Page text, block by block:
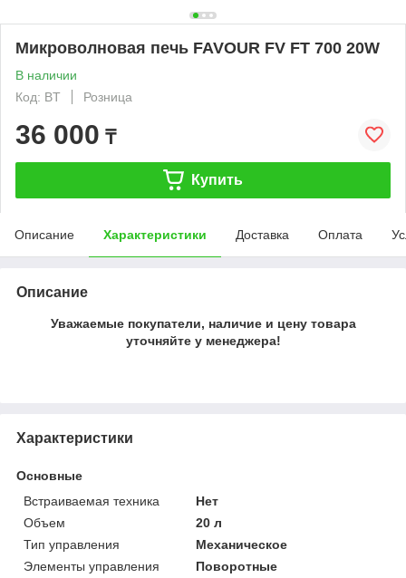
Микроволновая печь FAVOUR FV FT 700 20W
В наличии
Код: BT
Розница
36 000 ₸
Купить
Описание Характеристики Доставка Оплата
Описание
Уважаемые покупатели, наличие и цену товара
уточняйте у менеджера!
Характеристики
Основные
Встраиваемая техника
Нет
Объем
20 л
Тип управления
Механическое
Элементы управления
Поворотные